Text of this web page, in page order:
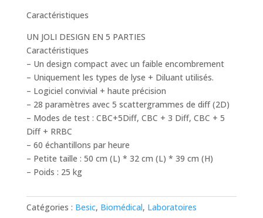
Caractéristiques
UN JOLI DESIGN EN 5 PARTIES
Caractéristiques
– Un design compact avec un faible encombrement
– Uniquement les types de lyse + Diluant utilisés.
– Logiciel convivial + haute précision
– 28 paramètres avec 5 scattergrammes de diff (2D)
– Modes de test : CBC+5Diff, CBC + 3 Diff, CBC + 5
Diff + RRBC
– 60 échantillons par heure
– Petite taille : 50 cm (L) * 32 cm (L) * 39 cm (H)
– Poids : 25 kg
Catégories : Besic, Biomédical, Laboratoires